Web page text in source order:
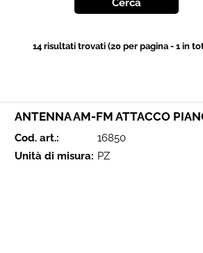
14 risultati trovati (20 per pagina - 1 in
ANTENNA AM-FM ATTACCO
Cod. art.:
16850
Unità di misura: PZ